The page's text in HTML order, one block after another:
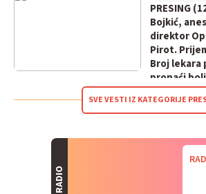
PRESING
Bojkić,
direktor
Pirot.
Broj lekara
pronaći
SVE VESTI IZ KATEGORIJE
RADIO